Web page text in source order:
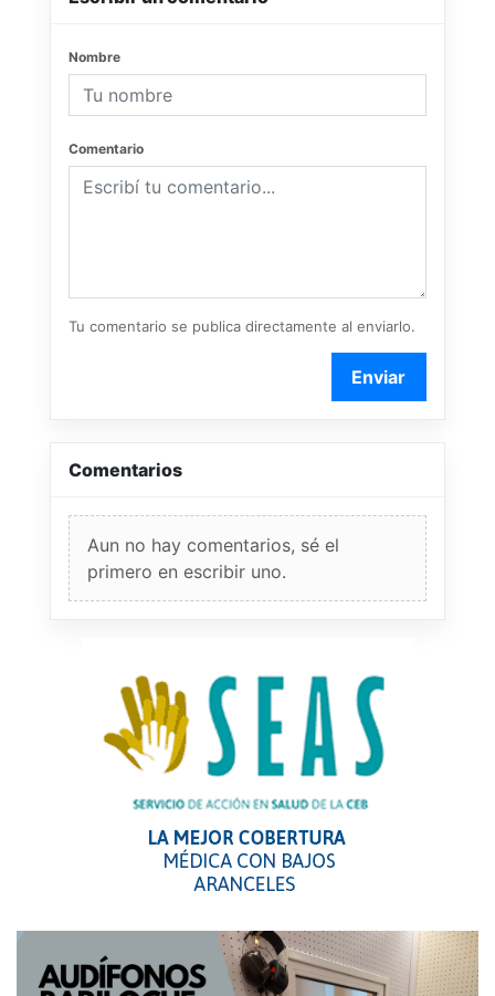
Nombre
Comentario
Tu comentario se publica directamente al enviarlo.
Enviar
Comentarios
Aun no hay comentarios, sé el
primero en escribir uno.